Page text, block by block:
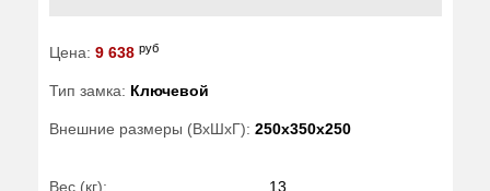
Цена: 9 638 руб
Тип замка: Ключевой
Внешние размеры (ВхШхГ): 250x350x250
Вес (кг): 13